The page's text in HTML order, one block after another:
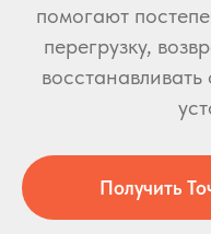
помогают
перегрузку,
Получить